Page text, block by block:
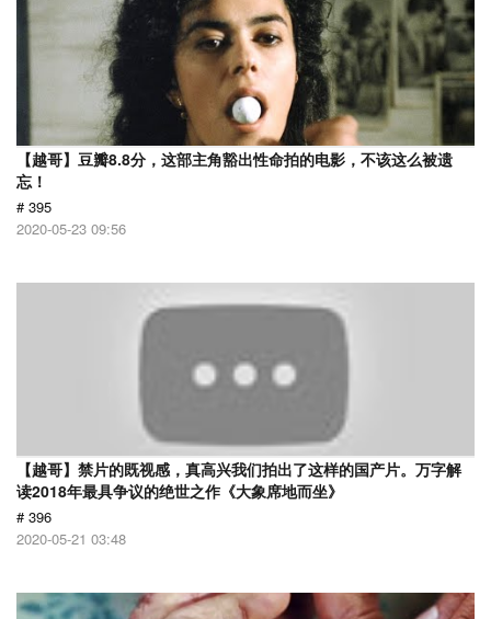
【越哥】豆瓣8.8分，这部主角豁出性命拍的电影，不该这么被遗
忘！
# 395
2020-05-23 09:56
【越哥】禁片的既视感，真高兴我们拍出了这样的国产片。万字解
读2018年最具争议的绝世之作《大象席地而坐》
# 396
2020-05-21 03:48